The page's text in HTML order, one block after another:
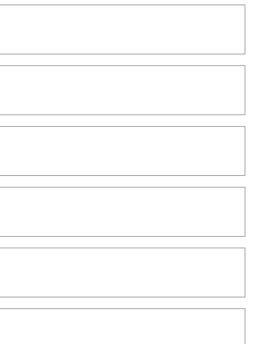
ein
ein
ein (5 Ziffern)
Wohnort ein
Mail-Adresse ein